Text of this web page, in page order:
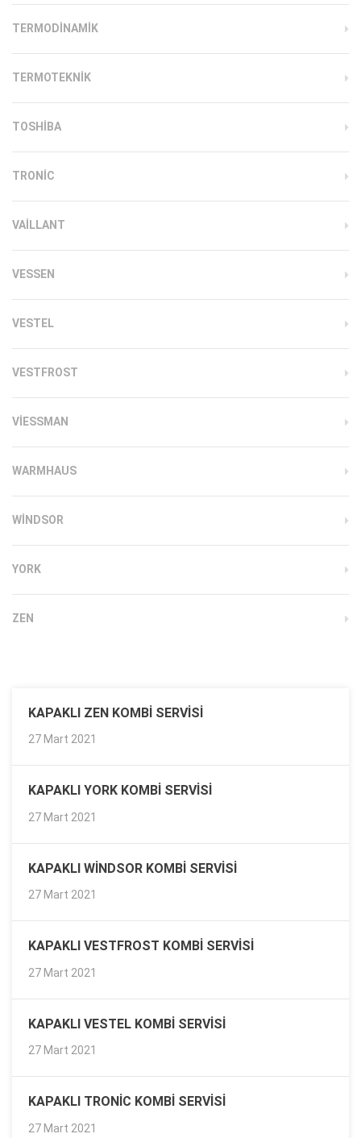
TERMODINAMIK
TERMOTEKNIK
TOSHIBA
TRONIC
VAILLANT
VESSEN
VESTEL
VESTFROST
VIESSMAN
WARMHAUS
WINDSOR
YORK
ZEN
KAPAKLI ZEN KOMBI SERVISI
27 Mart 2021
KAPAKLI YORK KOMBI SERVISI
27 Mart 2021
KAPAKLI WINDSOR KOMBI SERVISI
27 Mart 2021
KAPAKLI VESTFROST KOMBI SERVISI
27 Mart 2021
KAPAKLI VESTEL KOMBI SERVISI
27 Mart 2021
KAPAKLI TRONIC KOMBI SERVISI
27 Mart 2021